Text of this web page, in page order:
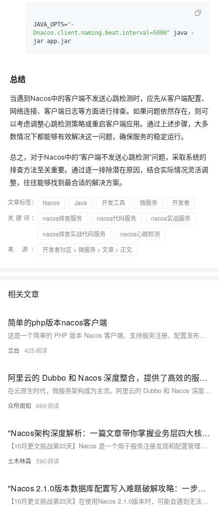
JAVA_OPTS="-
Dnacos.client.naming.beat.interval=5000" java -
总结
当遇到Nacos中的客户端不发送心跳检测时，应先从客户端配置、
网络连接、客户端日志等方面进行排查。如果问题依然存在，则可
以考虑调整心跳检测策略或重启客户端应用。通过上述步骤，大多
数情况下都能够有效解决这一问题，确保服务的稳定运行。
总之，对于Nacos中的“客户端不发送心跳检测”问题，采取系统的
排查方法至关重要。通过逐一排除潜在原因，结合实际情况灵活调
整，往往能够找到最合适的解决方案。
文章标签： Nacos Java 开发工具 微服务
开发者
关键词：
nacos排查服务 nacos代码服务
nacos实战服务
nacos排查实战代码服务
nacos心跳检测
来 源：
开发者社区 > 微服务 > 文章 > 正文
相关文章
简单的php版本nacos客户端
这是一个简单的 PHP 版本 Nacos 客户端，支持服务注册、配置发布、服务发现等功能。通过 Composer 安装，提供服务端与客户端示例代码，可快速集成至项目中。适用于基于 Nacos 的微服务架构开发，帮助实现服务治理与配置管理。
兰台 425
阿里云的 Dubbo 和 Nacos 深度整合，提供了高效的服务注册与发现、配置管理等关键功能，简化了微服务治理，提升了系统的灵活性和可靠性。
在云原生时代，微服务架构成为主流。阿里云的 Dubbo 和 Nacos 深度整合，提供了高效的服务注册与发现、配置管理等关键功能，简化了微服务治理，提升了系统的灵活性和可靠性。示例代码展示了如何在项目中实现两者的整合，通过 Nacos 动态调整服务状态和配置，适应多变的业务需求。
众所周知 669
"Nacos架构深度解析：一篇文章带你掌握业务层四大核心功能，服务注册、配置管理、元数据与健康检查一网打尽！"
【10月更文挑战第23天】Nacos 是一个用于服务注册发现和配置管理的平台，支持动态服务发现、配置管理、元数据管理和健康检查。其业务层包括服务注册与发现、配置管理、元数据管理和健康检查四大核心功能。通过示例代码展示了如何在业务层中使用Nacos，帮助开发者构建高可用、动态扩展的微服务生态系统。
土木林森 590
"Nacos 2.1.0版本数据库配置写入难题破解攻略：一步步教你排查连接、权限和配置问题，重启服务轻松解决！"
【10月更文挑战第23天】在使用Nacos 2.1.0版本时，可能会遇到无法将配置信息写入数据库的问题。本文将引导你逐步解决这一问题，包括检查数据库连接、用户权限、Nacos配置文件，并提供示例代码和详细步骤。通过这些方法，你可以有效解决配置写入失败的问题。